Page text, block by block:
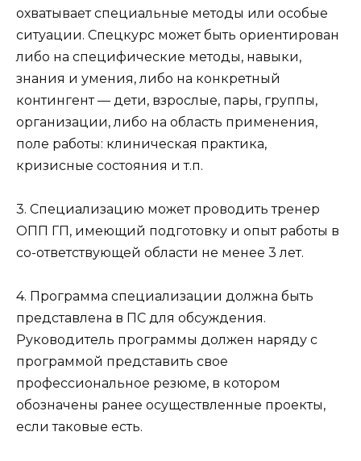
охватывает специальные методы или особые
ситуации. Спецкурс может быть ориентирован
либо на специфические методы, навыки,
знания и умения, либо на конкретный
контингент — дети, взрослые, пары, группы,
организации, либо на область применения,
поле работы: клиническая практика,
кризисные состояния и т.п.
3. Специализацию может проводить тренер
ОПП ГП, имеющий подготовку и опыт работы в
со-ответствующей области не менее 3 лет.
4. Программа специализации должна быть
представлена в ПС для обсуждения.
Руководитель программы должен наряду с
программой представить свое
профессиональное резюме, в котором
обозначены ранее осуществленные проекты,
если таковые есть.